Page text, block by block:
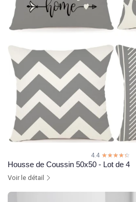
4.4 ☆☆☆☆☆
★★★★★
Housse de Coussin 50x50 - Lot de 4
Voir le détail